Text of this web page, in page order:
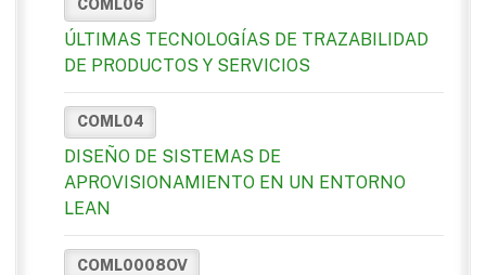
COML06
ÚLTIMAS TECNOLOGÍAS DE TRAZABILIDAD
DE PRODUCTOS Y SERVICIOS
COML04
DISEÑO DE SISTEMAS DE
APROVISIONAMIENTO EN UN ENTORNO
LEAN
COML0008OV